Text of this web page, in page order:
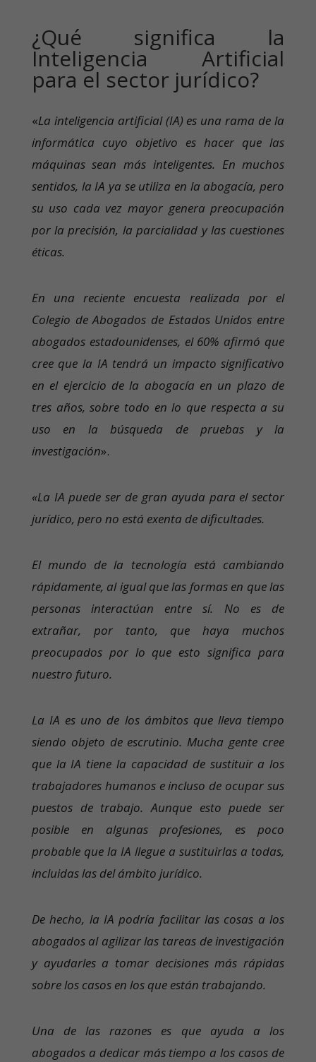
¿Qué significa la
Inteligencia Artificial
para el sector jurídico?
«La inteligencia artificial (IA) es una rama de la
informática cuyo objetivo es hacer que las
máquinas sean más inteligentes. En muchos
sentidos, la IA ya se utiliza en la abogacía, pero
su uso cada vez mayor genera preocupación
por la precisión, la parcialidad y las cuestiones
éticas.
En una reciente encuesta realizada por el
Colegio de Abogados de Estados Unidos entre
abogados estadounidenses, el 60% afirmó que
cree que la IA tendrá un impacto significativo
en el ejercicio de la abogacía en un plazo de
tres años, sobre todo en lo que respecta a su
uso en la búsqueda de pruebas y la
investigación».
«La IA puede ser de gran ayuda para el sector
jurídico, pero no está exenta de dificultades.
El mundo de la tecnología está cambiando
rápidamente, al igual que las formas en que las
personas interactúan entre sí. No es de
extrañar, por tanto, que haya muchos
preocupados por lo que esto significa para
nuestro futuro.
La IA es uno de los ámbitos que lleva tiempo
siendo objeto de escrutinio. Mucha gente cree
que la IA tiene la capacidad de sustituir a los
trabajadores humanos e incluso de ocupar sus
puestos de trabajo. Aunque esto puede ser
posible en algunas profesiones, es poco
probable que la IA llegue a sustituirlas a todas,
incluidas las del ámbito jurídico.
De hecho, la IA podría facilitar las cosas a los
abogados al agilizar las tareas de investigación
y ayudarles a tomar decisiones más rápidas
sobre los casos en los que están trabajando.
Una de las razones es que ayuda a los
abogados a dedicar más tiempo a los casos de